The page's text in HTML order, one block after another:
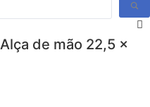
de mão 22,5 x